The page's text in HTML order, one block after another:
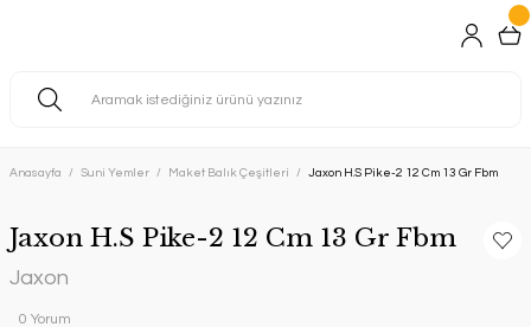
Anasayfa Suni Yemler Maket Balık Çeşitleri Jaxon H.S Pike-2 12 Cm 13 Gr Fbm
Jaxon H.S Pike-2 12 Cm 13 Gr Fbm
Jaxon
0 Yorum